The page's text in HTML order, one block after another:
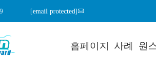
[email protected]
홈페이지 사례 원